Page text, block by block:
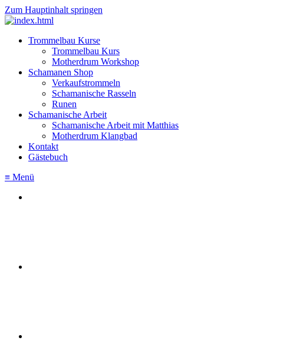
Zum Hauptinhalt springen
Trommelbau Kurse
Trommelbau Kurs
Motherdrum Workshop
Schamanen Shop
Verkaufstrommeln
Schamanische Rasseln
Runen
Schamanische Arbeit
Schamanische Arbeit mit Matthias
Motherdrum Klangbad
Kontakt
Gästebuch
≡ Menü